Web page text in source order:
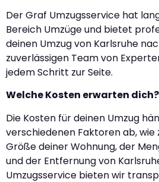
Der Graf Umzugsservice hat
Bereich Umzüge und bietet
deinen Umzug von Karlsruhe
zuverlässigen Team von
jedem Schritt zur Seite.
Welche Kosten erwarten dich?
Die Kosten für deinen Umzug
verschiedenen Faktoren ab, wie
Größe deiner Wohnung, der
und der Entfernung von
Umzugsservice bieten wir